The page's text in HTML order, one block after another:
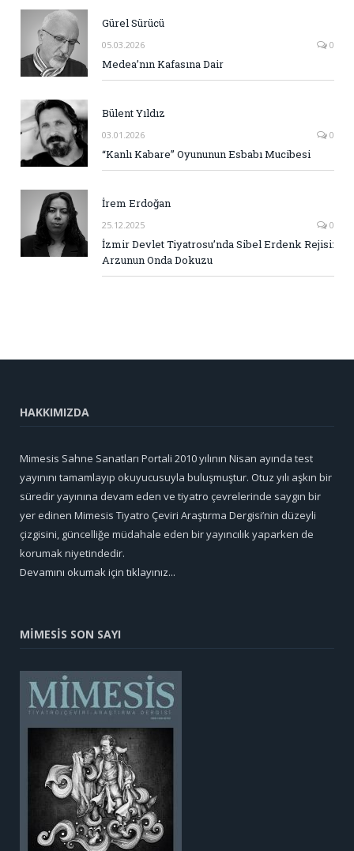
Gürel Sürücü
05.03.2026 0
Medea’nın Kafasına Dair
Bülent Yıldız
03.01.2026 0
“Kanlı Kabare” Oyununun Esbabı Mucibesi
İrem Erdoğan
25.12.2025 0
İzmir Devlet Tiyatrosu’nda Sibel Erdenk Rejisi:
Arzunun Onda Dokuzu
HAKKIMIZDA
Mimesis Sahne Sanatları Portali 2010 yılının Nisan ayında test
yayınını tamamlayıp okuyucusuyla buluşmuştur. Otuz yılı aşkın bir
süredir yayınına devam eden ve tiyatro çevrelerinde saygın bir
yer edinen Mimesis Tiyatro Çeviri Araştırma Dergisi’nin düzeyli
çizgisini, güncelliğe müdahale eden bir yayıncılık yaparken de
korumak niyetindedir.
Devamını okumak için tıklayınız...
MİMESİS SON SAYI